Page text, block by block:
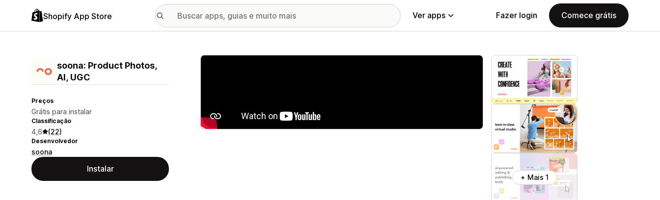
Shopify App Store Ver apps Fazer login Comece grátis
soona: Product Photos,
AI, UGC
Preços
Grátis para instalar
Classificação
4,6 (22)
Desenvolvedor
soona
Instalar
Galeria de imagens em destaque
+ Mais 1